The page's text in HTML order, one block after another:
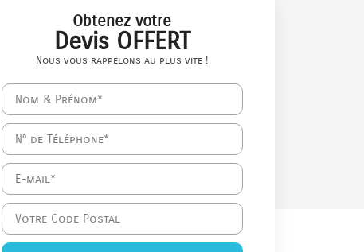
Obtenez votre
Devis OFFERT
Nous vous rappelons au plus vite !